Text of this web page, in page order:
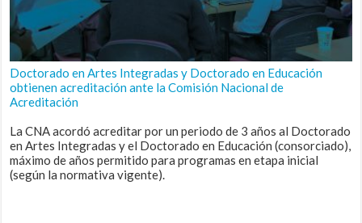
Doctorado en Artes Integradas y Doctorado en Educación
obtienen acreditación ante la Comisión Nacional de
Acreditación
La CNA acordó acreditar por un periodo de 3 años al Doctorado
en Artes Integradas y el Doctorado en Educación (consorciado),
máximo de años permitido para programas en etapa inicial
(según la normativa vigente).